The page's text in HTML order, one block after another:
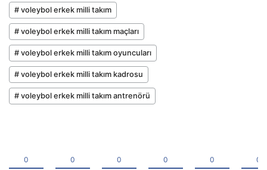
# voleybol erkek milli takım
# voleybol erkek milli takım maçları
# voleybol erkek milli takım oyuncuları
# voleybol erkek milli takım kadrosu
# voleybol erkek milli takım antrenörü